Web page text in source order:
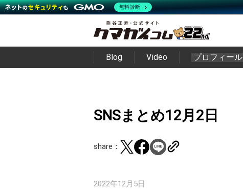
Blog Video プロフィール
SNSまとめ12月2日
share：
2022年12月5日
無料診断